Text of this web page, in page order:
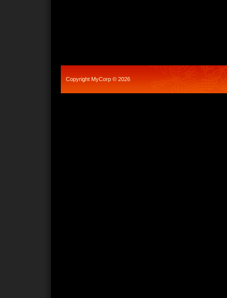
Copyright MyCorp © 2026